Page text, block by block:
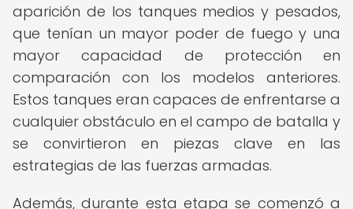
aparición de los tanques medios y pesados,
que tenían un mayor poder de fuego y una
mayor capacidad de protección en
comparación con los modelos anteriores.
Estos tanques eran capaces de enfrentarse a
cualquier obstáculo en el campo de batalla y
se convirtieron en piezas clave en las
estrategias de las fuerzas armadas.
Además, durante esta etapa se comenzó a